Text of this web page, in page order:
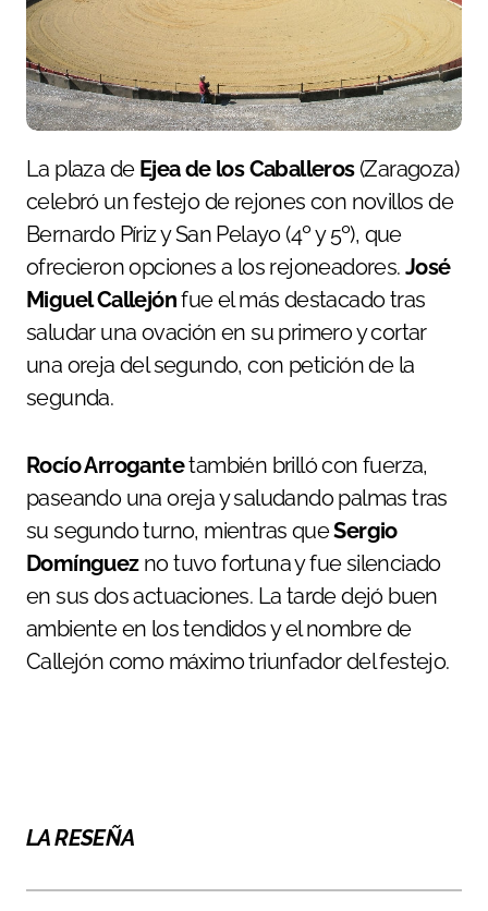
La plaza de Ejea de los Caballeros (Zaragoza)
celebró un festejo de rejones con novillos de
Bernardo Píriz y San Pelayo (4º y 5º), que
ofrecieron opciones a los rejoneadores. José
Miguel Callejónfue el más destacado tras
saludar una ovación en su primero y cortar
una oreja del segundo, con petición de la
segunda.
Rocío Arrogantetambién brilló con fuerza,
paseando una oreja y saludando palmas tras
su segundo turno, mientras queSergio
Domínguezno tuvo fortuna y fue silenciado
en sus dos actuaciones. La tarde dejó buen
ambiente en los tendidos y el nombre de
Callejón como máximo triunfador del festejo.
LA RESEÑA